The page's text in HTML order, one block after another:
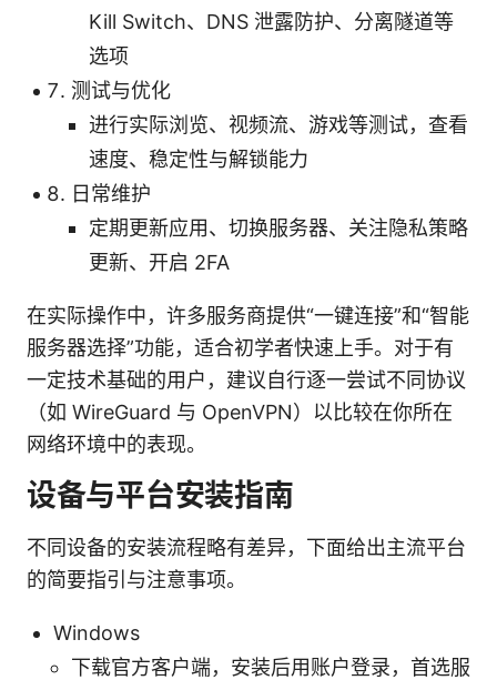
Kill Switch、DNS 泄露防护、分离隧道等
选项
测试与优化
进行实际浏览、视频流、游戏等测试，查看
速度、稳定性与解锁能力
日常维护
定期更新应用、切换服务器、关注隐私策略
更新、开启 2FA
在实际操作中，许多服务商提供“一键连接”和“智能
服务器选择”功能，适合初学者快速上手。对于有
一定技术基础的用户，建议自行逐一尝试不同协议
（如 WireGuard 与 OpenVPN）以比较在你所在
网络环境中的表现。
设备与平台安装指南
不同设备的安装流程略有差异，下面给出主流平台
的简要指引与注意事项。
Windows
下载官方客户端，安装后用账户登录，首选服